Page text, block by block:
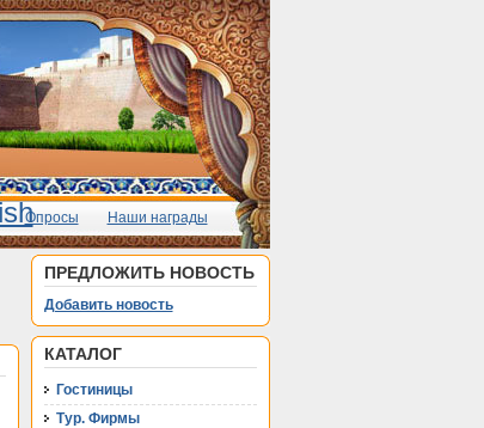
Опросы Наши награды
ПРЕДЛОЖИТЬ НОВОСТЬ
Добавить новость
КАТАЛОГ
Гостиницы
Тур. Фирмы